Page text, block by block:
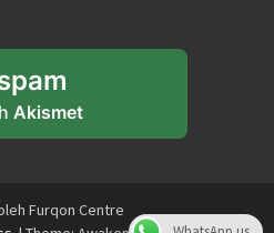
Akismet
Furqon Centre